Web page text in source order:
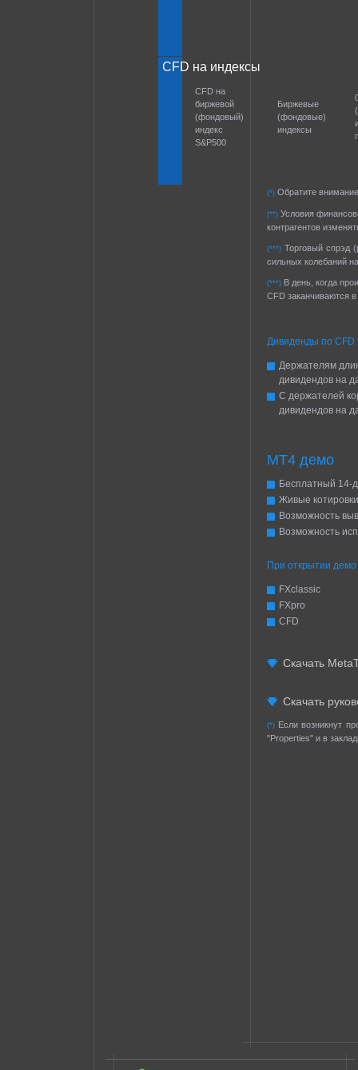
CFD на индексы
CFD на
биржевой
(фондовый)
индекс
S&P500
Биржевые
(фондовые)
индексы
(*) Обратите
(**) Условия
контрагентов
(***) Торговый спрэд
сильных колебаний
(***) В день, когда
CFD заканчиваются
Дивиденды по CFD
Держателям
дивидендов на
С держателей
дивидендов на
MT4 демо
Бесплатный 14-
Живые котировки
Возможность
Возможность
При открытии демо
FXclassic
FXpro
CFD
Скачать
Скачать
(*) Если возникнут
"Properties" и в